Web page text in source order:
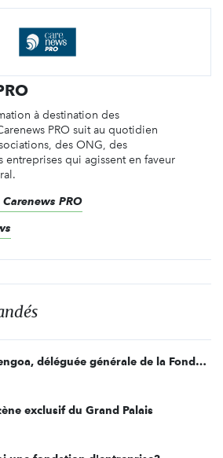
à destination des
PRO suit au quotidien
des ONG, des
entreprises qui agissent en faveur
PRO
[ENTRETIEN] Miren Bengoa, déléguée générale de la Fondation CHANEL
exclusif du Grand Palais